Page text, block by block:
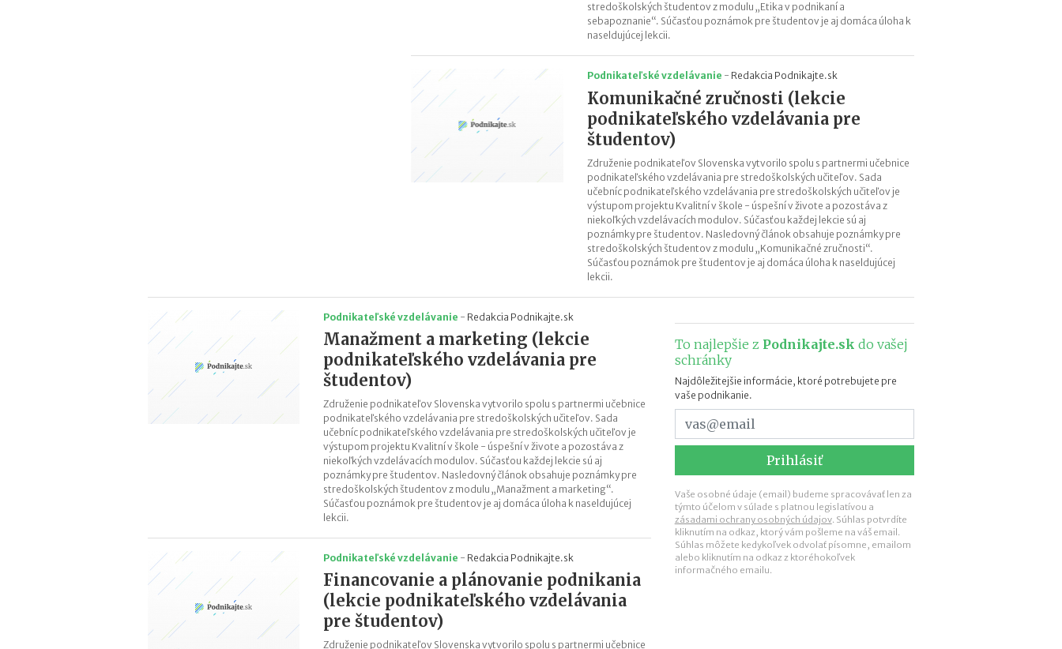
o
v
é
p
o
i
e
n
k
y
p
r
h
p
o
é
y
d
1
.
.
2
0
2
7
stredoškolských študentov z modulu „Etika v podnikaní a
sebapoznanie“. Súčasťou poznámok pre študentov je aj domáca úloha k
naseldujúcej lekcii.
Podnikateľské vzdelávanie - Redakcia Podnikajte.sk
Komunikačné zručnosti (lekcie
podnikateľského vzdelávania pre
študentov)
Združenie podnikateľov Slovenska vytvorilo spolu s partnermi učebnice
podnikateľského vzdelávania pre stredoškolských učiteľov. Sada
učebníc podnikateľského vzdelávania pre stredoškolských učiteľov je
výstupom projektu Kvalitní v škole - úspešní v živote a pozostáva z
niekoľkých vzdelávacích modulov. Súčasťou každej lekcie sú aj
poznámky pre študentov. Nasledovný článok obsahuje poznámky pre
stredoškolských študentov z modulu „Komunikačné zručnosti“.
Súčasťou poznámok pre študentov je aj domáca úloha k naseldujúcej
lekcii.
Podnikateľské vzdelávanie - Redakcia Podnikajte.sk
Manažment a marketing (lekcie
podnikateľského vzdelávania pre
študentov)
Združenie podnikateľov Slovenska vytvorilo spolu s partnermi učebnice
podnikateľského vzdelávania pre stredoškolských učiteľov. Sada
učebníc podnikateľského vzdelávania pre stredoškolských učiteľov je
výstupom projektu Kvalitní v škole - úspešní v živote a pozostáva z
niekoľkých vzdelávacích modulov. Súčasťou každej lekcie sú aj
poznámky pre študentov. Nasledovný článok obsahuje poznámky pre
stredoškolských študentov z modulu „Manažment a marketing“.
Súčasťou poznámok pre študentov je aj domáca úloha k naseldujúcej
lekcii.
Podnikateľské vzdelávanie - Redakcia Podnikajte.sk
Financovanie a plánovanie podnikania
(lekcie podnikateľského vzdelávania
pre študentov)
Združenie podnikateľov Slovenska vytvorilo spolu s partnermi učebnice
To najlepšie z Podnikajte.sk do vašej
schránky
Najdôležitejšie informácie, ktoré potrebujete pre
vaše podnikanie.
Vaše osobné údaje (email) budeme spracovávať len za
týmto účelom v súlade s platnou legislatívou a
zásadami ochrany osobných údajov. Súhlas potvrdíte
kliknutím na odkaz, ktorý vám pošleme na váš email.
Súhlas môžete kedykoľvek odvolať písomne, emailom
alebo kliknutím na odkaz z ktoréhokoľvek
informačného emailu.